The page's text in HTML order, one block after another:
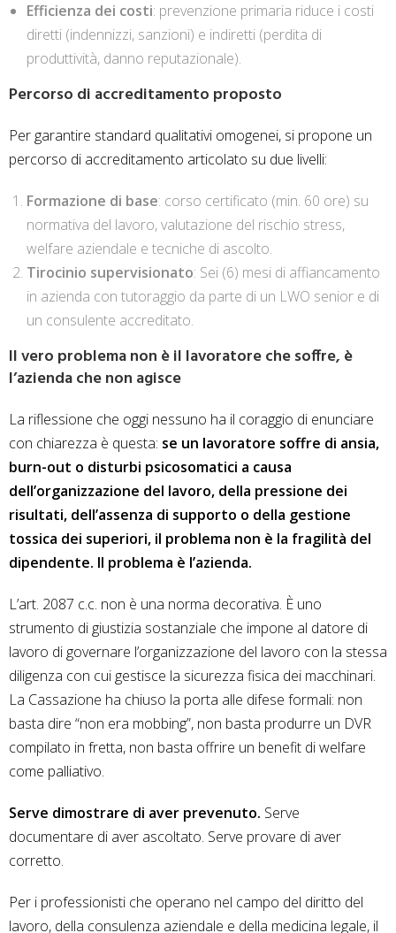
Efficienza dei costi: prevenzione primaria riduce i costi
diretti (indennizzi, sanzioni) e indiretti (perdita di
produttività, danno reputazionale).
Percorso di accreditamento proposto
Per garantire standard qualitativi omogenei, si propone un
percorso di accreditamento articolato su due livelli:
Formazione di base: corso certificato (min. 60 ore) su
normativa del lavoro, valutazione del rischio stress,
welfare aziendale e tecniche di ascolto.
Tirocinio supervisionato: Sei (6) mesi di affiancamento
in azienda con tutoraggio da parte di un LWO senior e di
un consulente accreditato.
Il vero problema non è il lavoratore che soffre, è
l’azienda che non agisce
La riflessione che oggi nessuno ha il coraggio di enunciare
con chiarezza è questa: se un lavoratore soffre di ansia,
burn-out o disturbi psicosomatici a causa
dell’organizzazione del lavoro, della pressione dei
risultati, dell’assenza di supporto o della gestione
tossica dei superiori, il problema non è la fragilità del
dipendente. Il problema è l’azienda.
L’art. 2087 c.c. non è una norma decorativa. È uno
strumento di giustizia sostanziale che impone al datore di
lavoro di governare l’organizzazione del lavoro con la stessa
diligenza con cui gestisce la sicurezza fisica dei macchinari.
La Cassazione ha chiuso la porta alle difese formali: non
basta dire “non era mobbing”, non basta produrre un DVR
compilato in fretta, non basta offrire un benefit di welfare
come palliativo.
Serve dimostrare di aver prevenuto. Serve
documentare di aver ascoltato. Serve provare di aver
corretto.
Per i professionisti che operano nel campo del diritto del
lavoro, della consulenza aziendale e della medicina legale, il